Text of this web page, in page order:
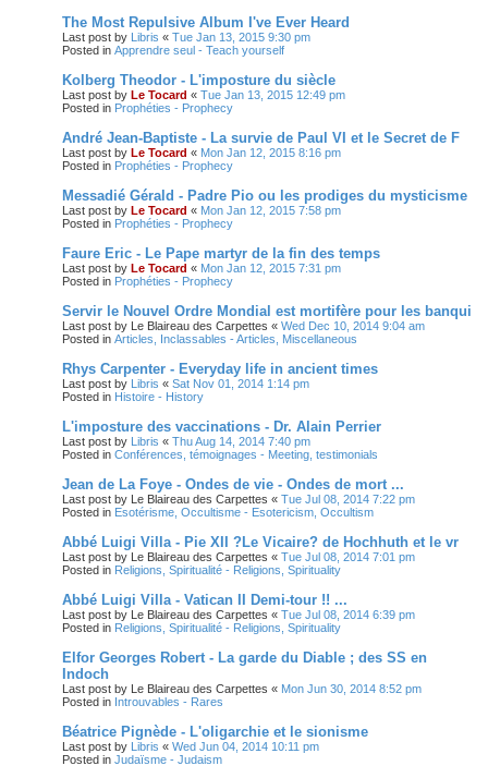
The Most Repulsive Album I've Ever Heard
Last post by Libris « Tue Jan 13, 2015 9:30 pm
Posted in Apprendre seul - Teach yourself
Kolberg Theodor - L'imposture du siècle
Last post by Le Tocard « Tue Jan 13, 2015 12:49 pm
Posted in Prophéties - Prophecy
André Jean-Baptiste - La survie de Paul VI et le Secret de F
Last post by Le Tocard « Mon Jan 12, 2015 8:16 pm
Posted in Prophéties - Prophecy
Messadié Gérald - Padre Pio ou les prodiges du mysticisme
Last post by Le Tocard « Mon Jan 12, 2015 7:58 pm
Posted in Prophéties - Prophecy
Faure Eric - Le Pape martyr de la fin des temps
Last post by Le Tocard « Mon Jan 12, 2015 7:31 pm
Posted in Prophéties - Prophecy
Servir le Nouvel Ordre Mondial est mortifère pour les banqui
Last post by Le Blaireau des Carpettes « Wed Dec 10, 2014 9:04 am
Posted in Articles, Inclassables - Articles, Miscellaneous
Rhys Carpenter - Everyday life in ancient times
Last post by Libris « Sat Nov 01, 2014 1:14 pm
Posted in Histoire - History
L'imposture des vaccinations - Dr. Alain Perrier
Last post by Libris « Thu Aug 14, 2014 7:40 pm
Posted in Conférences, témoignages - Meeting, testimonials
Jean de La Foye - Ondes de vie - Ondes de mort ...
Last post by Le Blaireau des Carpettes « Tue Jul 08, 2014 7:22 pm
Posted in Esotérisme, Occultisme - Esotericism, Occultism
Abbé Luigi Villa - Pie XII ?Le Vicaire? de Hochhuth et le vr
Last post by Le Blaireau des Carpettes « Tue Jul 08, 2014 7:01 pm
Posted in Religions, Spiritualité - Religions, Spirituality
Abbé Luigi Villa - Vatican II Demi-tour !! ...
Last post by Le Blaireau des Carpettes « Tue Jul 08, 2014 6:39 pm
Posted in Religions, Spiritualité - Religions, Spirituality
Elfor Georges Robert - La garde du Diable ; des SS en
Indoch
Last post by Le Blaireau des Carpettes « Mon Jun 30, 2014 8:52 pm
Posted in Introuvables - Rares
Béatrice Pignède - L'oligarchie et le sionisme
Last post by Libris « Wed Jun 04, 2014 10:11 pm
Posted in Judaïsme - Judaism